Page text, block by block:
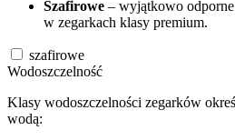
Szafirowe – wyjątkowo
w zegarkach klasy premium.
szafirowe
Wodoszczelność
Klasy wodoszczelności zegarków
wodą: